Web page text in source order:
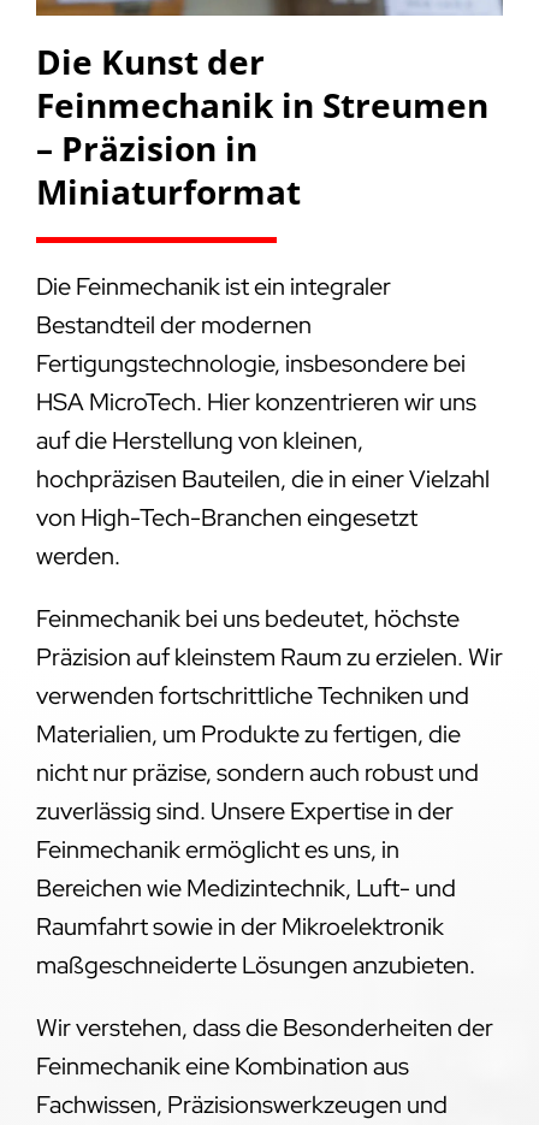
Die Kunst der
Feinmechanik in Streumen
– Präzision in
Miniaturformat
Die Feinmechanik ist ein integraler
Bestandteil der modernen
Fertigungstechnologie, insbesondere bei
HSA MicroTech. Hier konzentrieren wir uns
auf die Herstellung von kleinen,
hochpräzisen Bauteilen, die in einer Vielzahl
von High-Tech-Branchen eingesetzt
werden.
Feinmechanik bei uns bedeutet, höchste
Präzision auf kleinstem Raum zu erzielen. Wir
verwenden fortschrittliche Techniken und
Materialien, um Produkte zu fertigen, die
nicht nur präzise, sondern auch robust und
zuverlässig sind. Unsere Expertise in der
Feinmechanik ermöglicht es uns, in
Bereichen wie Medizintechnik, Luft- und
Raumfahrt sowie in der Mikroelektronik
maßgeschneiderte Lösungen anzubieten.
Wir verstehen, dass die Besonderheiten der
Feinmechanik eine Kombination aus
Fachwissen, Präzisionswerkzeugen und